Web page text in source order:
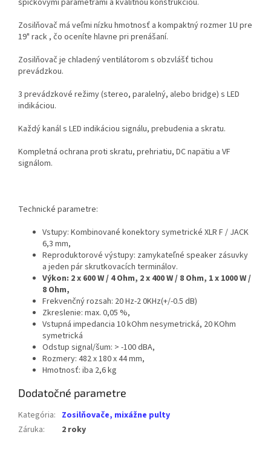
Zosilňovač má veľmi nízku hmotnosť a kompaktný rozmer 1U pre
19" rack , čo oceníte hlavne pri prenášaní.
Zosilňovač je chladený ventilátorom s obzvlášť tichou
prevádzkou.
3 prevádzkové režimy (stereo, paralelný, alebo bridge) s LED
indikáciou.
Každý kanál s LED indikáciou signálu, prebudenia a skratu.
Kompletná ochrana proti skratu, prehriatiu, DC napätiu a VF
signálom.
Technické parametre:
Vstupy: Kombinované konektory symetrické XLR F / JACK
6,3 mm,
Reproduktorové výstupy: zamykateľné speaker zásuvky
a jeden pár skrutkovacích terminálov.
Výkon: 2 x 600 W / 4 Ohm, 2 x 400 W / 8 Ohm, 1 x 1000 W /
8 Ohm,
Frekvenčný rozsah: 20 Hz-2 0KHz(+/-0.5 dB)
Zkreslenie: max. 0,05 %,
Vstupná impedancia 10 kOhm nesymetrická, 20 KOhm
symetrická
Odstup signal/šum: > -100 dBA,
Rozmery: 482 x 180 x 44 mm,
Hmotnosť: iba 2,6 kg
Dodatočné parametre
Kategória: Zosilňovače, mixážne pulty
Záruka: 2 roky